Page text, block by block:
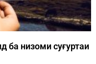
ба низоми суғуртаи